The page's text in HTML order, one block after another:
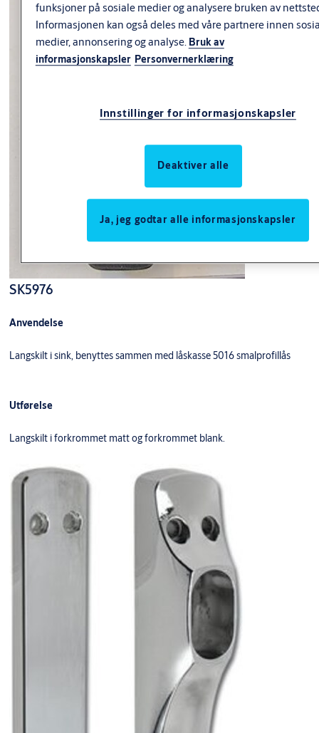
SK5976
Anvendelse
Langskilt i sink, benyttes sammen med låskasse 5016 smalprofillås
Utførelse
Langskilt i forkrommet matt og forkrommet blank.
funksjoner på sosiale medier og analysere bruken av
Informasjonen kan også deles med våre partnere innen
medier, annonsering og analyse. Bruk av
informasjonskapsler Personvernerklæring
Innstillinger for informasjonskapsler
Deaktiver alle
Ja, jeg godtar alle informasjonskapsler